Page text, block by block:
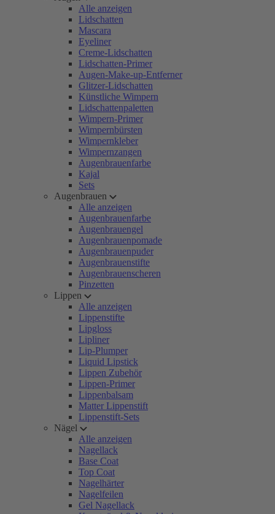
Alle anzeigen
Lidschatten
Mascara
Eyeliner
Creme-Lidschatten
Lidschatten-Primer
Augen-Make-up-Entferner
Glitzer-Lidschatten
Künstliche Wimpern
Lidschattenpaletten
Wimpern-Primer
Wimpernbürsten
Wimpernkleber
Wimpernzangen
Augenbrauenfarbe
Kajal
Sets
Augenbrauen
Alle anzeigen
Augenbrauenfarbe
Augenbrauengel
Augenbrauenpomade
Augenbrauenpuder
Augenbrauenstifte
Augenbrauenscheren
Pinzetten
Lippen
Alle anzeigen
Lippenstifte
Lipgloss
Lipliner
Lip-Plumper
Liquid Lipstick
Lippen Zubehör
Lippen-Primer
Lippenbalsam
Matter Lippenstift
Lippenstift-Sets
Nägel
Alle anzeigen
Nagellack
Base Coat
Top Coat
Nagelhärter
Nagelfeilen
Gel Nagellack